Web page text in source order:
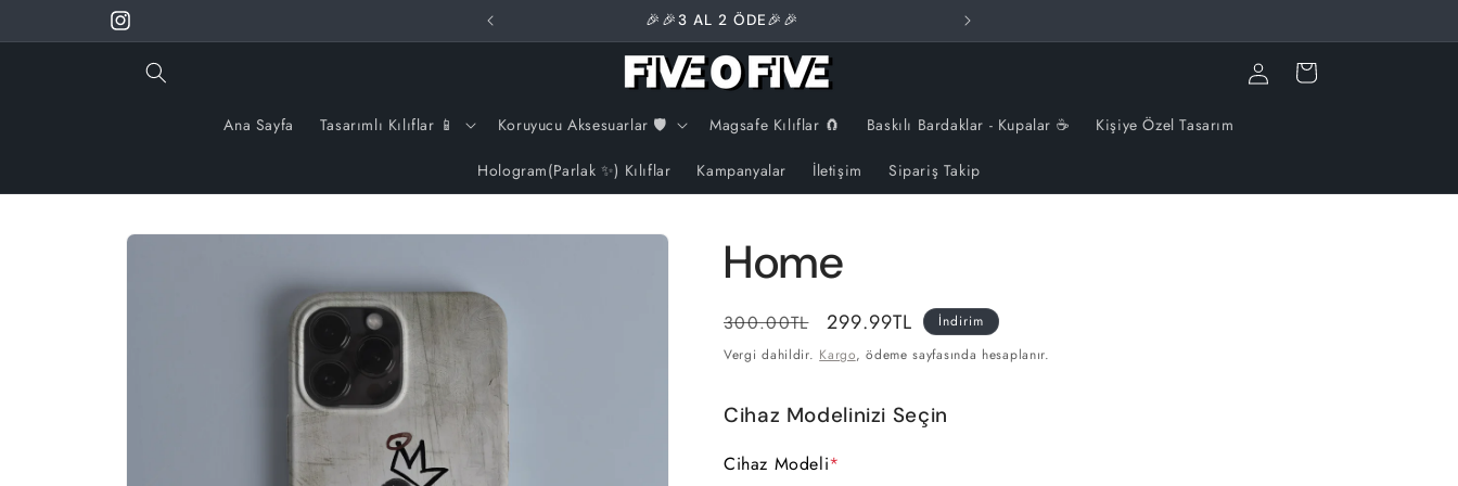
Instagram
🎉🎉3 AL 2 ÖDE🎉🎉
Ana Sayfa Tasarımlı Kılıflar 📱 Koruyucu Aksesuarlar 🛡️ Magsafe Kılıflar 🧲 Baskılı Bardaklar - Kupalar ☕️ Kişiye Özel Tasarım
Hologram(Parlak ✨) Kılıflar Kampanyalar İletişim Sipariş Takip
Sepet
Ürün
Home
Normal
fiyat
300.00TL
İndirimli
fiyat
299.99TL
İndirim
Vergi dahildir. Kargo, ödeme sayfasında hesaplanır.
Cihaz Modelinizi Seçin
Cihaz Modeli*